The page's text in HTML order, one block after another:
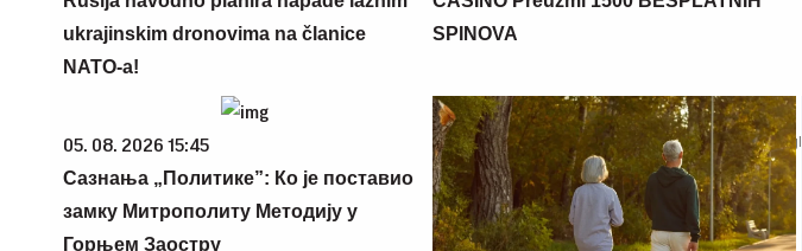
ukrajinskim dronovima na članice
NATO-a!
SPINOVA
05. 08. 2026 15:45
Сазнања „Политике”: Ко је поставио
замку Митрополиту Методију у
Горњем Заостру